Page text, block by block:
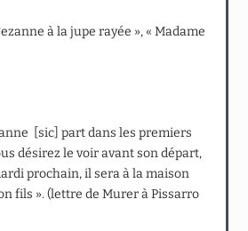
à la jupe rayée », « Madame
[sic] part dans les premiers
désirez le voir avant son départ,
prochain, il sera à la maison
fils ». (lettre de Murer à Pissarro